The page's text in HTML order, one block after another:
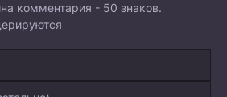
комментария - 50 знаков.